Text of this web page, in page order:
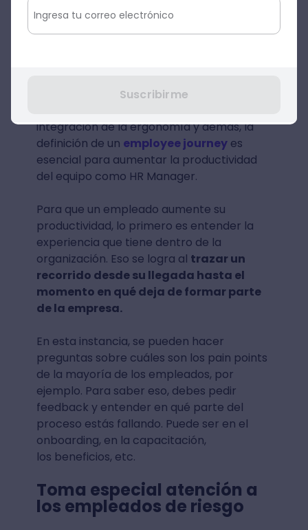
Fuente: Crehana
Además de la flexibilidad, la capacitación
integración de la ergonomía y demás, la
definición de un employee journeyes
esencial para aumentar la productividad
del equipo como HR Manager.
Para que un empleado aumente su
productividad, lo primero es entender la
experiencia que tiene dentro de la
organización. Eso se logra al trazar un
recorrido desde su llegada hasta el
momento en qué deja de formar parte
de la empresa.
En esta instancia, se pueden hacer
preguntas sobre cuáles son los pain points
de la mayoría de los empleados, por
ejemplo. Para saber eso, debes pedir
feedback y entender en qué parte del
proceso estás fallando. Puede ser en el
onboarding, en la capacitación,
los beneficios, etc.
Toma especial atención a
los empleados de riesgo
Suscribirme